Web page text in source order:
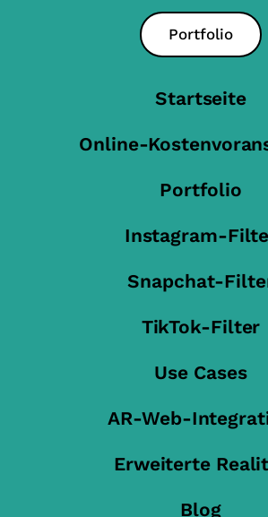
Portfolio
Startseite
Online-
Portfolio
Instagram-
Snapchat-
TikTok-Filter
Use Cases
AR-Web-
Erweiterte
Blog